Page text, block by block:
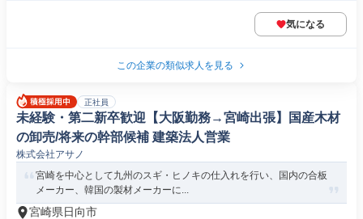
気になる
この企業の類似求人を見る
正社員
未経験・第二新卒歓迎【大阪勤務→宮崎出張】国産木材
の卸売/将来の幹部候補 建築法人営業
株式会社アサノ
宮崎を中心として九州のスギ・ヒノキの仕入れを行い、国内の合板
メーカー、韓国の製材メーカーに...
宮崎県日向市